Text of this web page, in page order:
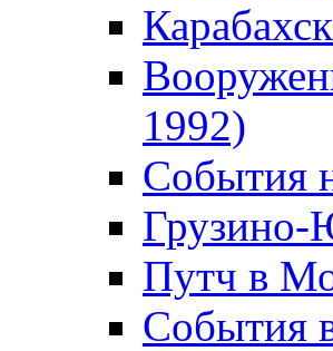
1992)
События
Грузино-
Путч в
События